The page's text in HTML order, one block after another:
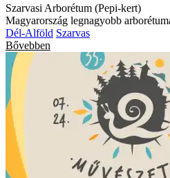
Szarvasi Arborétum (Pepi-kert)
Magyarország legnagyobb
Dél-Alföld Szarvas
Bővebben